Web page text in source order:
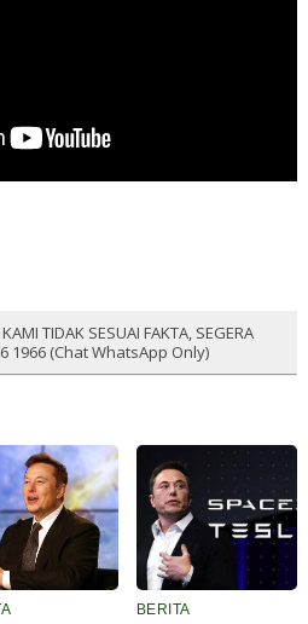
TIDAK SESUAI FAKTA, SEGERA
1966 (Chat WhatsApp Only)
BERITA